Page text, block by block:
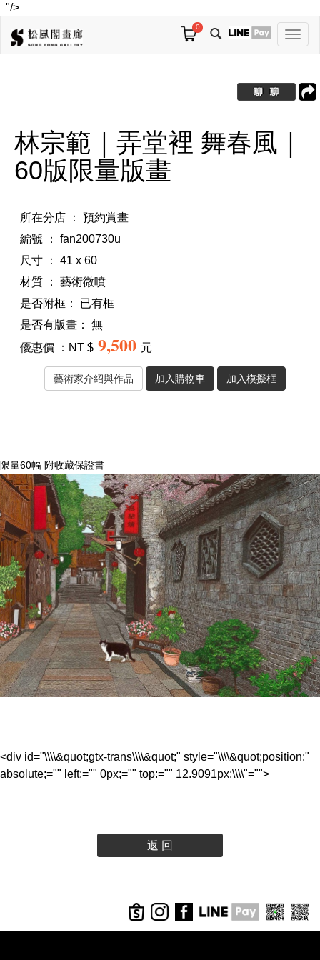
"/>
切
換
航
0
林宗範｜弄堂裡 舞春風｜
60版限量版畫
所在分店 ： 預約賞畫
編號 ： fan200730u
尺寸 ： 41 x 60
材質 ： 藝術微噴
是否附框：
已有框
是否有版畫：
無
優惠價 ：NT $ 9,500 元
限量60幅 附收藏保證書
<div id="\\\\&quot;gtx-trans\\\\&quot;" style="\\\\&quot;position:"
absolute;="" left:="" 0px;="" top:="" 12.9091px;\\\\"="">
返 回